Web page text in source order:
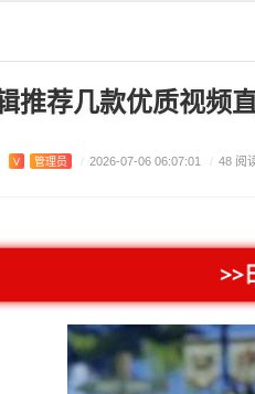
推荐几款优质视频
V 管理员 / 2026-07-06 06:07:01 / 48 阅
>>